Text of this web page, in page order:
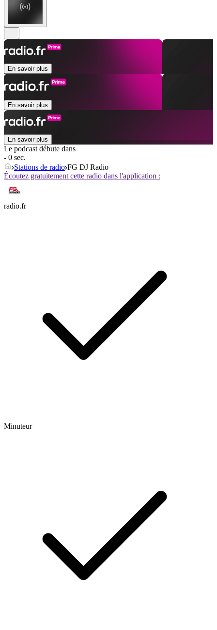
En savoir plus
En savoir plus
En savoir plus
Le podcast débute dans
- 0 sec.
Stations de radio FG DJ Radio
Écoutez gratuitement cette radio dans l'application :
radio.fr
Minuteur